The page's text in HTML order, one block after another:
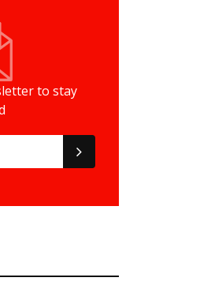
to stay